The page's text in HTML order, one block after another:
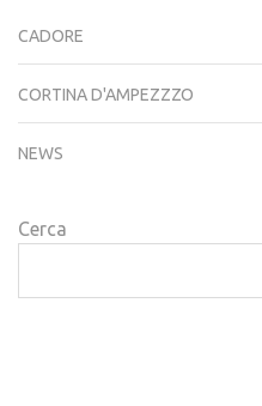
CADORE
CORTINA D'AMPEZZZO
NEWS
Cerca